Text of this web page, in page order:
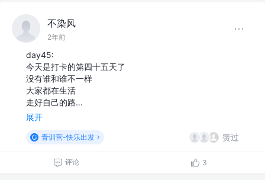
不染风
2年前
day45:
今天是打卡的第四十五天了
没有谁和谁不一样
大家都在生活
走好自己的路…
展开
青训营-快乐出发 赞过
评论 3